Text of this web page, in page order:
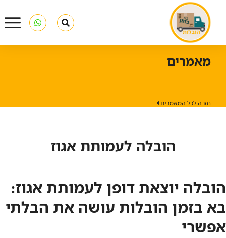
מאמרים
חזרה לכל המאמרים
הובלה לעמותת אגוז
הובלה יוצאת דופן לעמותת אגוז:
בא בזמן הובלות עושה את הבלתי
אפשרי